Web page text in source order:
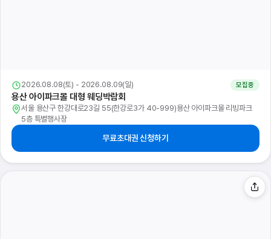
2026.08.08(토) - 2026.08.09(일) 모집중
용산 아이파크몰 대형 웨딩박람회
서울 용산구 한강대로23길 55(한강로3가 40-999)용산 아이파크몰 리빙파크
5층 특별행사장
무료초대권 신청하기